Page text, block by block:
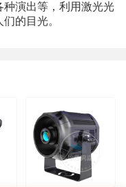
演出等，利用激光光
的目光。